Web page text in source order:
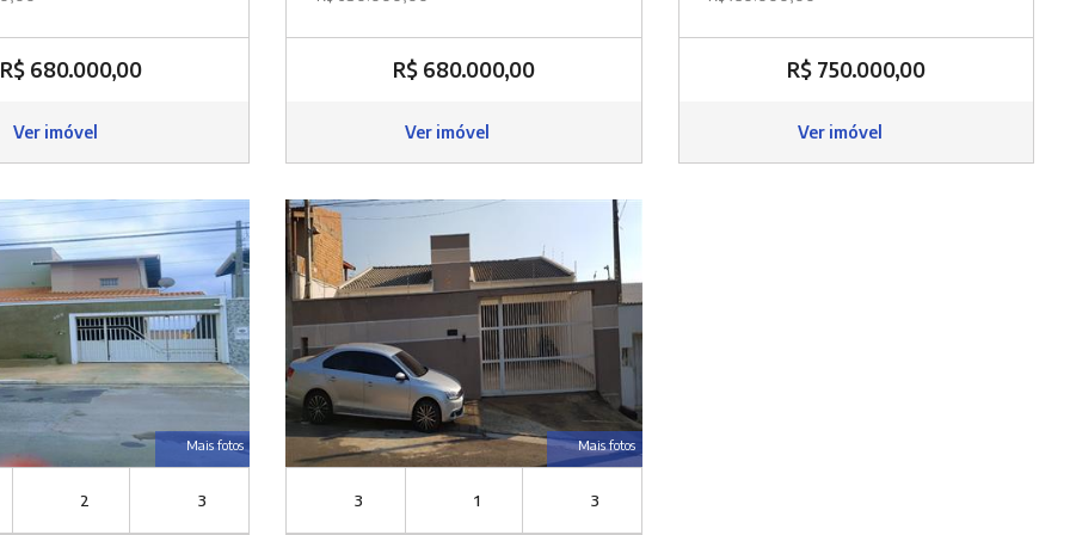
R$ 680.000,00
Ver imóvel
R$ 680.000,00
Ver imóvel
R$ 750.000,00
Ver imóvel
Mais fotos
2 3
Mais fotos
3 1 3